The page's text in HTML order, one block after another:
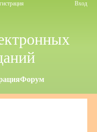
Вход
Форум